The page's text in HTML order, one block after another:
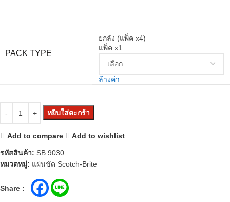
PACK TYPE
ยกลัง (แพ็ค x4)
แพ็ค x1
ล้างค่า
หยิบใส่ตะกร้า
Add to compare Add to wishlist
รหัสสินค้า: SB 9030
หมวดหมู่: แผ่นขัด Scotch-Brite
Share :